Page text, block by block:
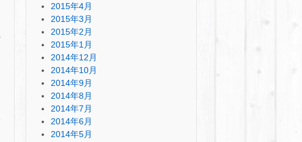
2015年4月
2015年3月
2015年2月
2015年1月
2014年12月
2014年10月
2014年9月
2014年8月
2014年7月
2014年6月
2014年5月